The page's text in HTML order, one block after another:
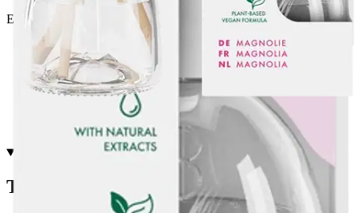
Etu ei koske Suuri‑lisäpalvelulla toimitettavia tuotteita.
Tarkista myymäläsaatavuus
Tuotekuvaus